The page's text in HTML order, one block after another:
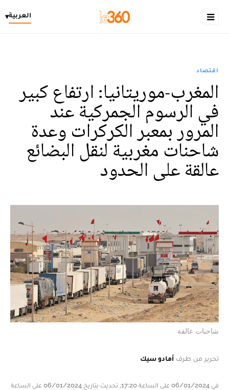
العربية▾
اقتصاد
المغرب-موريتانيا: ارتفاع كبير
في الرسوم الجمركية عند
المرور بمعبر الكركرات وعدة
شاحنات مغربية لنقل البضائع
عالقة على الحدود
شاحنات عالقة
تحرير من طرف أمادو سيك
في 06/01/2024 على الساعة 17:20, تحديث بتاريخ 06/01/2024 على الساعة